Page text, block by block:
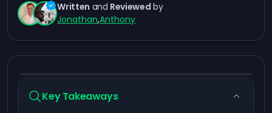
Written and Reviewed by
Jonathan,Anthony
Key Takeaways